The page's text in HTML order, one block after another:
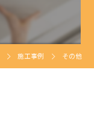
施工事例 その他